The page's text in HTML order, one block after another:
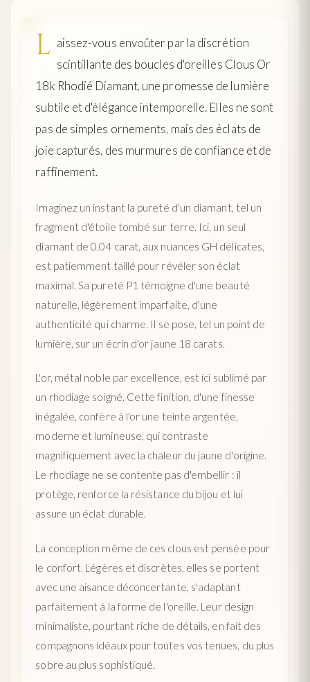
L aissez-vous envoûter par la discrétion
scintillante des boucles d'oreilles Clous Or
18k Rhodié Diamant, une promesse de lumière
subtile et d'élégance intemporelle. Elles ne sont
pas de simples ornements, mais des éclats de
joie capturés, des murmures de confiance et de
raffinement.
Imaginez un instant la pureté d'un diamant, tel un
fragment d'étoile tombé sur terre. Ici, un seul
diamant de 0.04 carat, aux nuances GH délicates,
est patiemment taillé pour révéler son éclat
maximal. Sa pureté P1 témoigne d'une beauté
naturelle, légèrement imparfaite, d'une
authenticité qui charme. Il se pose, tel un point de
lumière, sur un écrin d'or jaune 18 carats.
L'or, métal noble par excellence, est ici sublimé par
un rhodiage soigné. Cette finition, d'une finesse
inégalée, confère à l'or une teinte argentée,
moderne et lumineuse, qui contraste
magnifiquement avec la chaleur du jaune d'origine.
Le rhodiage ne se contente pas d'embellir : il
protège, renforce la résistance du bijou et lui
assure un éclat durable.
La conception même de ces clous est pensée pour
le confort. Légères et discrètes, elles se portent
avec une aisance déconcertante, s'adaptant
parfaitement à la forme de l'oreille. Leur design
minimaliste, pourtant riche de détails, en fait des
compagnons idéaux pour toutes vos tenues, du plus
sobre au plus sophistiqué.